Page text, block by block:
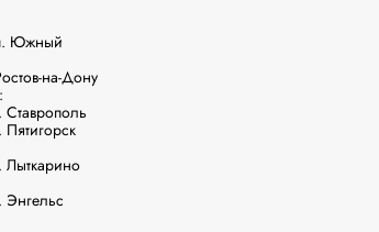
Южный
на-Дону
Лыткарино
Энгельс